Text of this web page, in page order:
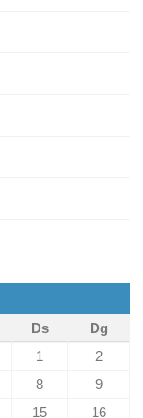
Ds
Dg
1
2
8
9
15 16